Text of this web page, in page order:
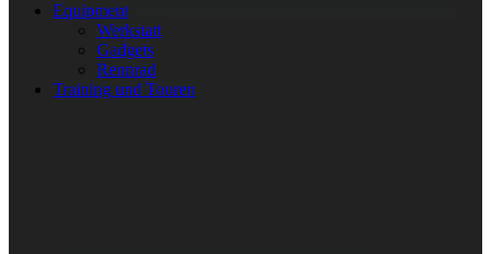
Equipment
Werkstatt
Gadgets
Rennrad
Training und Touren